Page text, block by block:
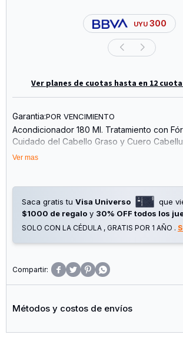
UYU 300
Ver planes de cuotas hasta en 12
Garantia:POR VENCIMIENTO
Acondicionador 180 Ml. Tratamiento con
Cuidado del Cabello Graso y Cuero
Especialmente Desarrollado para el
Tratamiento con Fórmula para el Cuidado
y el Cuero Cabelludo Especialmente
Tratamiento de áReas Problemáticas. el
y Normalizar el Cuero Cabelludo Sensible,
Beneficios:
Eimina las Toxinas E Hidrata el Cuero
Ver mas
Saca gratis tu Visa Universo
que
$1000 de regalo y 30% OFF todos los
SOLO CON LA CÉDULA , GRATIS POR 1 AÑO .
   
Métodos y costos de envíos